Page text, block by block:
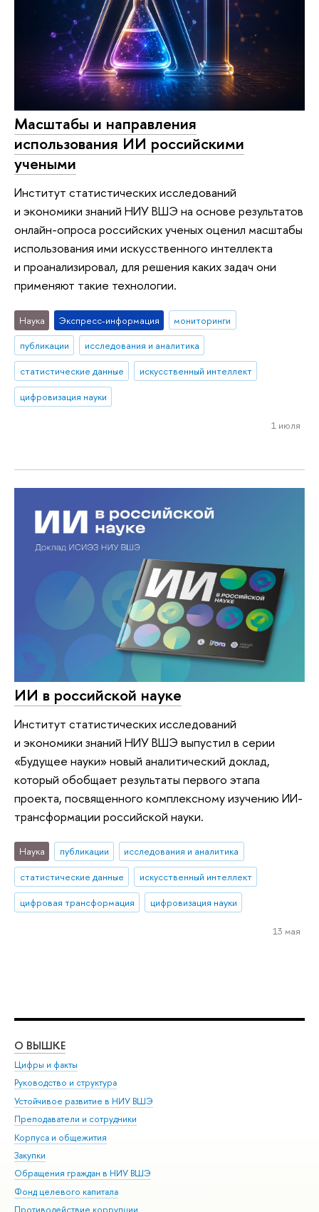
Масштабы и направления
использования ИИ российскими
учеными
Институт статистических исследований
и экономики знаний НИУ ВШЭ на основе результатов
онлайн-опроса российских ученых оценил масштабы
использования ими искусственного интеллекта
и проанализировал, для решения каких задач они
применяют такие технологии.
Наука Экспресс-информация
мониторинги
публикации
исследования и аналитика
статистические данные
искусственный интеллект
цифровизация науки
1 июля
ИИ в российской науке
Институт статистических исследований
и экономики знаний НИУ ВШЭ выпустил в серии
«Будущее науки» новый аналитический доклад,
который обобщает результаты первого этапа
проекта, посвященного комплексному изучению ИИ-
трансформации российской науки.
Наука публикации
исследования и аналитика
статистические данные
искусственный интеллект
цифровая трансформация
цифровизация науки
13 мая
О ВЫШКЕ
Цифры и факты
Руководство и структура
Устойчивое развитие в НИУ ВШЭ
Преподаватели и сотрудники
Корпуса и общежития
Закупки
Обращения граждан в НИУ ВШЭ
Фонд целевого капитала
Противодействие коррупции